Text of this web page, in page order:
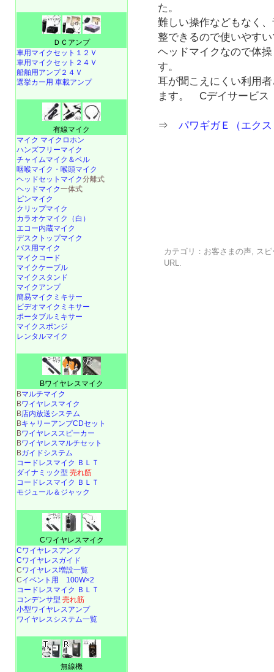
た。
難しい操作などもなく
整できるので使いやす
ヘッドマイクなので体
す。
耳が聞こえにくい利用
ます。 Cデイサービ
⇒パワギガＥ（エク
カテゴリ： お客さまの声, ス
URL.
ＤＣアンプ
車用マイクセット１２Ｖ
車用マイクセット２４Ｖ
船舶用アンプ２４Ｖ
選挙カー用 車載アンプ
有線マイク
マイク マイクロホン
ハンズフリーマイク
チャイムマイク＆ベル
咽喉マイク・喉頭マイク
ヘッドセットマイク分離式
ヘッドマイク一体式
ピンマイク
クリップマイク
カラオケマイク（白）
エコー内蔵マイク
デスクトップマイク
バス用マイク
マイクコード
マイクケーブル
マイクスタンド
マイクアンプ
簡易マイクミキサー
ビデオマイクミキサー
ポータブルミキサー
マイクスポンジ
レンタルマイク
Bワイヤレスマイク
Bマルチマイク
Bワイヤレスマイク
B店内放送システム
BキャリーアンプCDセット
Bワイヤレススピーカー
Bワイヤレスマルチセット
Bガイドシステム
コードレスマイク ＢＬＴ
ダイナミック型 売れ筋
コードレスマイク ＢＬＴ
モジュール＆ジャック
Cワイヤレスマイク
Cワイヤレスアンプ
Cワイヤレスガイド
Cワイヤレス増設一覧
Cイベント用 100W×2
コードレスマイク ＢＬＴ
コンデンサ型 売れ筋
小型ワイヤレスアンプ
ワイヤレスシステム一覧
無線機